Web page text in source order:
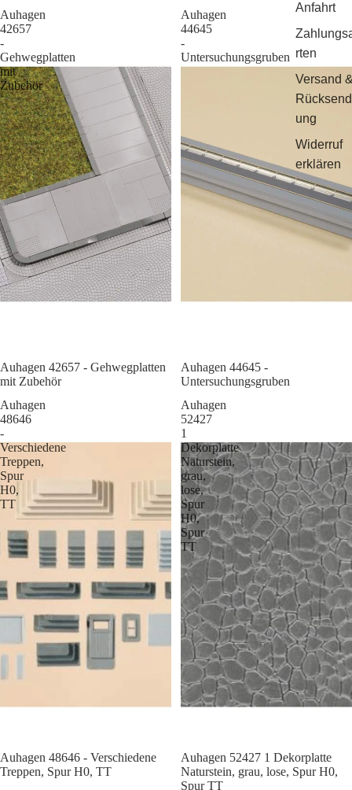
Anfahrt
rten
Versand
Rücksend
ung
Widerruf
erklären
Auhagen
42657
-
Gehwegplatten
mit
Zubehör
Auhagen 42657 - Gehwegplatten
mit Zubehör
Auhagen
44645
-
Untersuchungsgruben
Sale
Auhagen 44645 -
Untersuchungsgruben
Auhagen
48646
-
Verschiedene
Treppen,
Spur
H0,
TT
Auhagen 48646 - Verschiedene
Treppen, Spur H0, TT
Auhagen
52427
1
Dekorplatte
Naturstein,
grau,
lose,
Spur
H0,
Spur
TT
Auhagen 52427 1 Dekorplatte
Naturstein, grau, lose, Spur H0,
Spur TT